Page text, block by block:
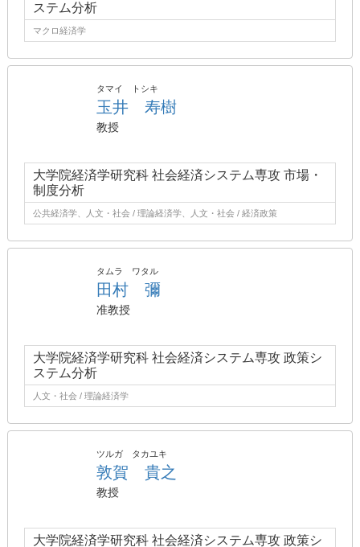
ステム分析
マクロ経済学
タマイ トシキ
玉井 寿樹
教授
大学院経済学研究科 社会経済システム専攻 市場・
制度分析
公共経済学、人文・社会 / 理論経済学、人文・社会 / 経済政策
タムラ ワタル
田村 彌
准教授
大学院経済学研究科 社会経済システム専攻 政策シ
ステム分析
人文・社会 / 理論経済学
ツルガ タカユキ
敦賀 貴之
教授
大学院経済学研究科 社会経済システム専攻 政策シ